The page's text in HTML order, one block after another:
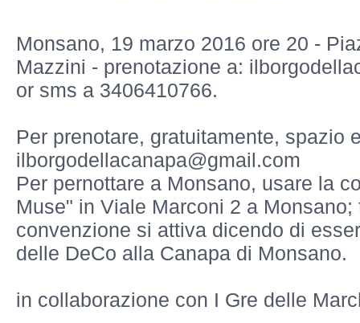
Monsano, 19 marzo 2016 ore 20 -
Mazzini - prenotazione a:
or sms a 3406410766.
Per prenotare, gratuitamente, spazio
ilborgodellacanapa@gmail.com
Per pernottare a Monsano, usare la
Muse" in Viale Marconi 2 a
convenzione si attiva dicendo di
delle DeCo alla Canapa di Monsano.
in collaborazione con I Gre delle